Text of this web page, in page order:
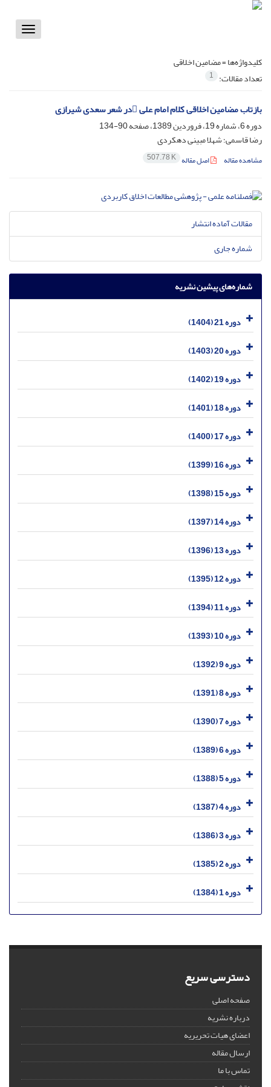
Toggle
کلیدواژه‌ها =مضامین اخلاقی
تعداد مقالات: 1
بازتاب مضامین اخلاقی کلام امام علی در شعر سعدی شیرازی
دوره 6، شماره 19، فروردین 1389، صفحه
90-134
رضا قاسمی؛ شهلا مبینی دهکردی
مشاهده مقاله اصل مقاله 507.78 K
مقالات آماده انتشار
شماره جاری
شماره‌های پیشین نشریه
دوره 21 (1404)
دوره 20 (1403)
دوره 19 (1402)
دوره 18 (1401)
دوره 17 (1400)
دوره 16 (1399)
دوره 15 (1398)
دوره 14 (1397)
دوره 13 (1396)
دوره 12 (1395)
دوره 11 (1394)
دوره 10 (1393)
دوره 9 (1392)
دوره 8 (1391)
دوره 7 (1390)
دوره 6 (1389)
دوره 5 (1388)
دوره 4 (1387)
دوره 3 (1386)
دوره 2 (1385)
دوره 1 (1384)
دسترسی سریع
صفحه اصلی
درباره نشریه
اعضای هیات تحریریه
ارسال مقاله
تماس با ما